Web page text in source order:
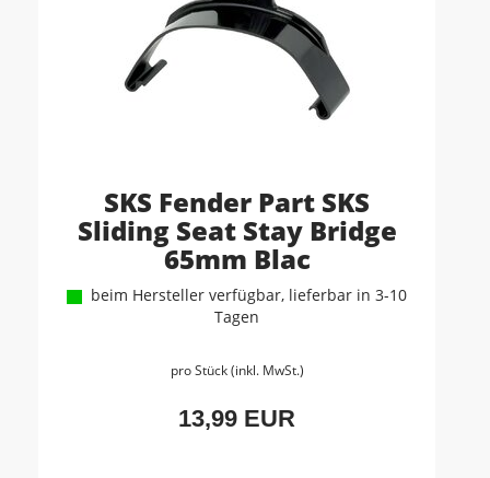
SKS Fender Part SKS
Sliding Seat Stay Bridge
65mm Blac
beim Hersteller verfügbar, lieferbar in 3-10
Tagen
pro Stück (inkl. MwSt.)
13,99 EUR